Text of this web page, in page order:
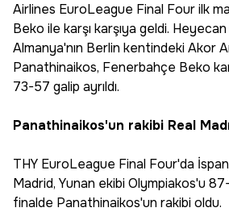
Airlines EuroLeague Final Four ilk
Beko ile karşı karşıya geldi.
Almanya'nın Berlin kentindeki Akor
Panathinaikos, Fenerbahçe Beko
73-57 galip ayrıldı.
Panathinaikos'un rakibi Real
THY EuroLeague Final Four'da
Madrid, Yunan ekibi Olympiakos'u
finalde Panathinaikos'un rakibi oldu.